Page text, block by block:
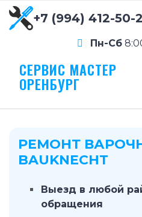
+7 (994) 412-50-
Пн-Сб
СЕРВИС МАСТЕР
ОРЕНБУРГ
РЕМОНТ
BAUKNECHT
Выезд в любой
обращения